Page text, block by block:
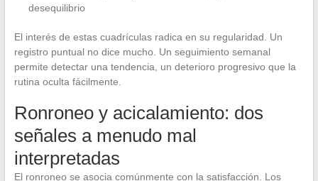
desequilibrio
El interés de estas cuadrículas radica en su regularidad. Un
registro puntual no dice mucho. Un seguimiento semanal
permite detectar una tendencia, un deterioro progresivo que la
rutina oculta fácilmente.
Ronroneo y acicalamiento: dos
señales a menudo mal
interpretadas
El ronroneo se asocia comúnmente con la satisfacción. Los